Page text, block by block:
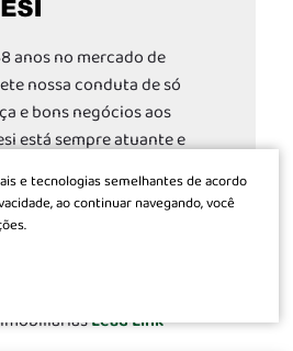
anos no mercado de
nossa conduta de só
e bons negócios aos
está sempre atuante e
Lead Link
e tecnologias semelhantes de acordo
ao continuar navegando, você